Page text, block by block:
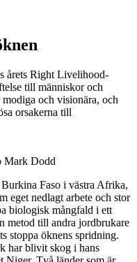
årets Right Livelihood-
till människor och
och visionära, och
orsakerna till
Mark Dodd
Faso i västra Afrika,
eget nedlagt arbete och stor
biologisk mångfald i ett
metod till andra jordbrukare
stoppa öknens spridning.
har blivit skog i hans